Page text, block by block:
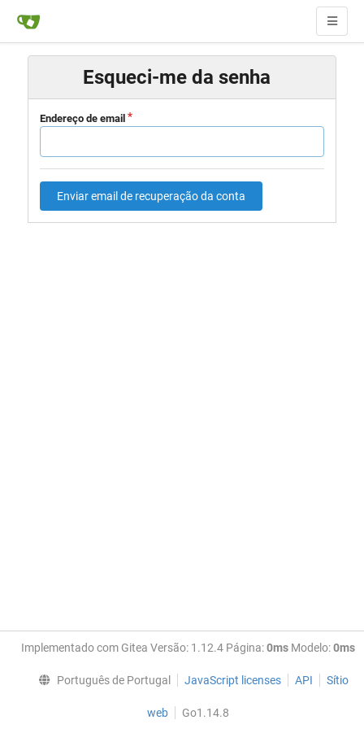
Esqueci-me da senha
Endereço de email
Enviar email de recuperação da conta
Implementado com Gitea Versão: 1.12.4 Página:0msModelo:0ms
Português de Portugal JavaScript licenses API Sítio
web Go1.14.8